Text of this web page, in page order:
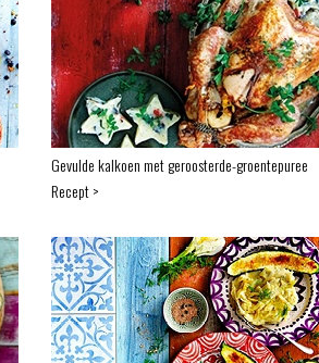
Gevulde kalkoen met geroosterde-groentepuree
Recept >